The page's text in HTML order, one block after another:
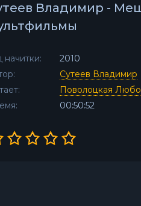
Владимир -
начитки:
2010
Сутеев Владимир
Поволоцкая
00:50:52